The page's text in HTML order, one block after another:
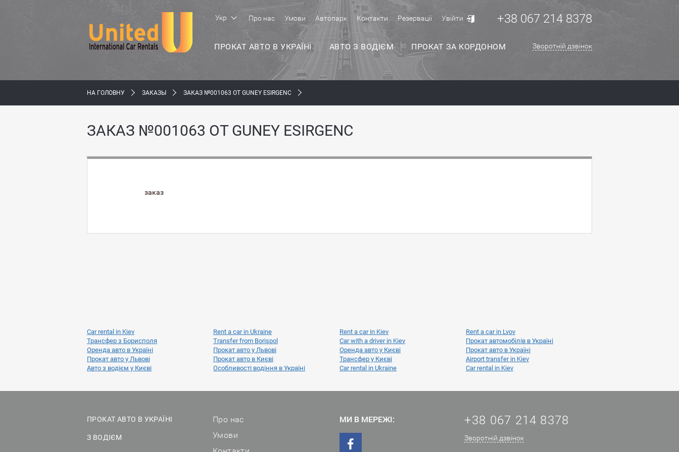
Укр
ПРОКАТ АВТО В УКРАЇНІ АВТО З ВОДІЄМ ПРОКАТ ЗА КОРДОНОМ
Про нас Умови Автопарк Контакти Резервації Увійти +38 067 214 8378
Зворотній дзвінок
НА ГОЛОВНУ ЗАКАЗЫ ЗАКАЗ №001063 ОТ GUNEY ESIRGENC
ЗАКАЗ №001063 ОТ GUNEY ESIRGENC
заказ
Car rental in Kiev Rent a car in Ukraine Rent a car in Kiev
Rent a car in Lvov
Трансфер з Борисполя
Transfer from Borispol Car with a driver in Kiev
Прокат автомобілів в Україні
Оренда авто в Україні
Прокат авто у Львові Оренда авто у Києві
Прокат авто в Україні
Прокат авто у Львові
Прокат авто в Києві Трансфер у Києві
Airport transfer in Kiev
Авто з водієм у Києві
Особливості водіння в Україні Car rental in Ukraine Car rental in Kiev
ПРОКАТ АВТО В УКРАЇНІ
З ВОДІЄМ
Про нас
Умови
МИ В МЕРЕЖІ: +38 067 214 8378
Зворотній дзвінок